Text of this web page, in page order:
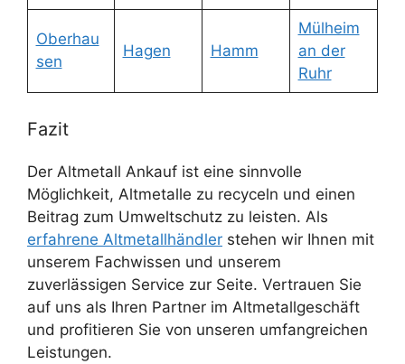
Oberhau
sen
Hagen Hamm
Mülheim
an der
Ruhr
Fazit
Der Altmetall Ankauf ist eine sinnvolle
Möglichkeit, Altmetalle zu recyceln und einen
Beitrag zum Umweltschutz zu leisten. Als
erfahrene Altmetallhändler stehen wir Ihnen mit
unserem Fachwissen und unserem
zuverlässigen Service zur Seite. Vertrauen Sie
auf uns als Ihren Partner im Altmetallgeschäft
und profitieren Sie von unseren umfangreichen
Leistungen.